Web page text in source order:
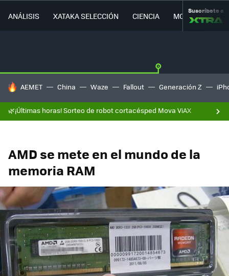
ANÁLISIS XATAKA SELECCIÓN CIENCIA MOVILIDAD
Suscríbete a
HOY SE HABLA DE
AEMET China Waze Fallout Generación Z
🌿¡Últimas horas! Sorteo de robot cortacésped Mova ViAX
AMD se mete en el mundo de la
memoria RAM